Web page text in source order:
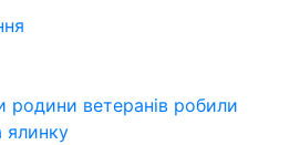
родини ветеранів робили
ялинку